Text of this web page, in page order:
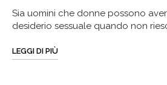
Sia uomini che donne possono
desiderio sessuale quando non
LEGGI DI PIÙ